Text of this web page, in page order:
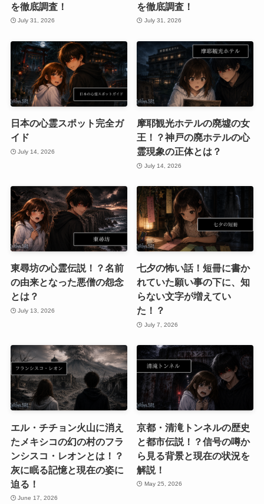
を徹底調査！
July 31, 2026
を徹底調査！
July 31, 2026
日本の心霊スポット完全ガ
イド
July 14, 2026
摩耶観光ホテルの廃墟の女
王！？神戸の廃ホテルの心
霊現象の正体とは？
July 14, 2026
東尋坊の心霊伝説！？名前
の由来となった悪僧の怨念
とは？
July 13, 2026
七夕の怖い話！短冊に書か
れていた願い事の下に、知
らない文字が増えてい
た！？
July 7, 2026
エル・チチョン火山に消え
たメキシコの幻の村のフラ
ンシスコ・レオンとは！？
灰に眠る記憶と現在の姿に
迫る！
June 17, 2026
京都・清滝トンネルの歴史
と都市伝説！？信号の噂か
ら見る背景と現在の状況を
解説！
May 25, 2026